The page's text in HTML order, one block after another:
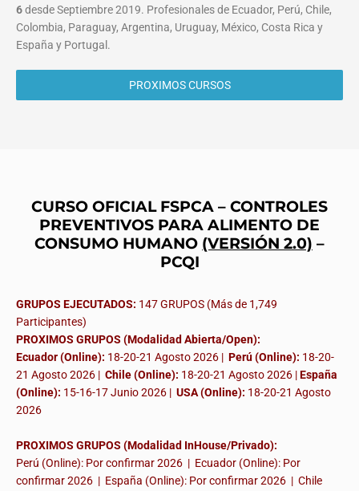
6desde Septiembre 2019. Profesionales de Ecuador, Perú, Chile,
Colombia, Paraguay, Argentina, Uruguay, México, Costa Rica y
España y Portugal.
PROXIMOS CURSOS
CURSO OFICIAL FSPCA – CONTROLES
PREVENTIVOS PARA ALIMENTO DE
CONSUMO HUMANO (VERSIÓN 2.0) –
PCQI
GRUPOS EJECUTADOS: 147 GRUPOS (Más de 1,749
Participantes)
PROXIMOS GRUPOS (Modalidad Abierta/Open):
Ecuador (Online): 18-20-21 Agosto 2026 | Perú (Online): 18-20-
21 Agosto 2026 | Chile (Online): 18-20-21 Agosto 2026 |España
(Online): 15-16-17 Junio 2026 | USA (Online): 18-20-21 Agosto
2026
PROXIMOS GRUPOS (Modalidad InHouse/Privado):
Perú (Online): Por confirmar 2026 | Ecuador (Online): Por
confirmar 2026 | España (Online): Por confirmar 2026 | Chile